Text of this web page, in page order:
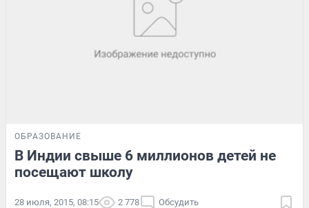
ОБРАЗОВАНИЕ
В Индии свыше 6 миллионов детей не
посещают школу
28 июля, 2015, 08:15 2 778 Обсудить